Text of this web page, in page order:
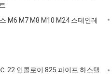
M6 M7 M8 M10 M24 스테인레
22 인콜로이 825 파이프 하스텔